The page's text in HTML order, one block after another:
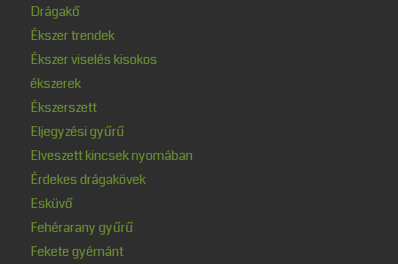
Drágakő
Ékszer trendek
Ékszer viselés kisokos
ékszerek
Ékszerszett
Eljegyzési gyűrű
Elveszett kincsek nyomában
Érdekes drágakövek
Esküvő
Fehérarany gyűrű
Fekete gyémánt